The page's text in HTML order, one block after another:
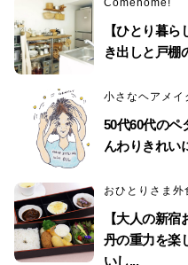
Comehome!
【ひとり暮
き出しと戸
小さなヘアメイ
50代60代のペ
んわりきれい
おひとりさま外
【大人の新
丹の重力を楽
いし...